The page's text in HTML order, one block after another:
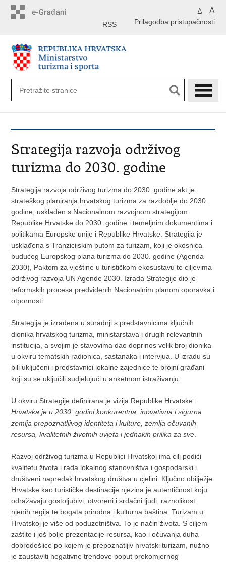
A A
Prilagodba pristupačnosti
RSS
Strategija razvoja održivog
turizma do 2030. godine
Strategija razvoja održivog turizma do 2030. godine akt je
strateškog planiranja hrvatskog turizma za razdoblje do 2030.
godine, usklađen s Nacionalnom razvojnom strategijom
Republike Hrvatske do 2030. godine i temeljnim dokumentima i
politikama Europske unije i Republike Hrvatske. Strategija je
usklađena s Tranzicijskim putom za turizam, koji je okosnica
budućeg Europskog plana turizma do 2030. godine (Agenda
2030), Paktom za vještine u turističkom ekosustavu te ciljevima
održivog razvoja UN Agende 2030. Izrada Strategije dio je
reformskih procesa predviđenih Nacionalnim planom oporavka i
otpornosti.
Strategija je izrađena u suradnji s predstavnicima ključnih
dionika hrvatskog turizma, ministarstava i drugih relevantnih
institucija, a svojim je stavovima dao doprinos velik broj dionika
u okviru tematskih radionica, sastanaka i intervjua. U izradu su
bili uključeni i predstavnici lokalne zajednice te brojni građani
koji su se uključili sudjelujući u anketnom istraživanju.
U okviru Strategije definirana je vizija Republike Hrvatske:
Hrvatska je u 2030. godini konkurentna, inovativna i sigurna
zemlja prepoznatljivog identiteta i kulture, zemlja očuvanih
resursa, kvalitetnih životnih uvjeta i jednakih prilika za sve
Razvoj održivog turizma u Republici Hrvatskoj ima cilj podići
kvalitetu života i rada lokalnog stanovništva i gospodarski i
društveni napredak hrvatskog društva u cjelini. Ključno obilježje
Hrvatske kao turističke destinacije njezina je autentičnost koju
odražavaju gostoljubivi, otvoreni i srdačni ljudi, raznolikost
njenih regija te bogata prirodna i kulturna baština. Turizam u
Hrvatskoj je više od poduzetništva. To je način života. S ciljem
zaštite i još bolje prezentacije resursa, kao i očuvanja duha
dobrodošlice po kojem je prepoznatljiv hrvatski turizam, nužno
je zaustaviti negativne trendove poput prekomjernog